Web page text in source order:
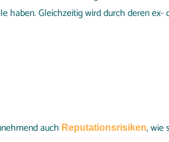
haben. Gleichzeitig wird durch deren
auch Reputationsrisiken, wie